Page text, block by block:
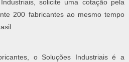
solicite uma cotação pela
200 fabricantes ao mesmo tempo
o Soluções Industriais é a